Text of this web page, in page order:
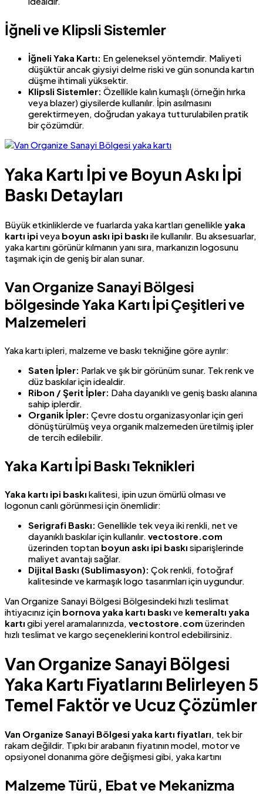
İğneli ve Klipsli Sistemler
İğneli Yaka Kartı: En geleneksel yöntemdir. Maliyeti
düşüktür ancak giysiyi delme riski ve gün sonunda kartın
düşme ihtimali yüksektir.
Klipsli Sistemler: Özellikle kalın kumaşlı (örneğin hırka
veya blazer) giysilerde kullanılır. İpin asılmasını
gerektirmeyen, doğrudan yakaya tutturulabilen pratik
bir çözümdür.
Yaka Kartı İpi ve Boyun Askı İpi
Baskı Detayları
Büyük etkinliklerde ve fuarlarda yaka kartları genellikleyaka
kartı ipi veya boyun askı ipi baskı ile kullanılır. Bu aksesuarlar,
yaka kartını görünür kılmanın yanı sıra, markanızın logosunu
taşımak için de geniş bir alan sunar.
Van Organize Sanayi Bölgesi
bölgesinde Yaka Kartı İpi Çeşitleri ve
Malzemeleri
Yaka kartı ipleri, malzeme ve baskı tekniğine göre ayrılır:
Saten İpler: Parlak ve şık bir görünüm sunar. Tek renk ve
düz baskılar için idealdir.
Ribon / Şerit İpler: Daha dayanıklı ve geniş baskı alanına
sahip iplerdir.
Organik İpler: Çevre dostu organizasyonlar için geri
dönüştürülmüş veya organik malzemeden üretilmiş ipler
de tercih edilebilir.
Yaka Kartı İpi Baskı Teknikleri
Yaka kartı ipi baskı kalitesi, ipin uzun ömürlü olması ve
logonun canlı görünmesi için önemlidir:
Serigrafi Baskı: Genellikle tek veya iki renkli, net ve
dayanıklı baskılar için kullanılır. vectostore.com
üzerinden toptan boyun askı ipi baskı siparişlerinde
maliyet avantajı sağlar.
Dijital Baskı (Sublimasyon): Çok renkli, fotoğraf
kalitesinde ve karmaşık logo tasarımları için uygundur.
Van Organize Sanayi Bölgesi Bölgesindeki hızlı teslimat
ihtiyacınız için bornova yaka kartı baskı ve kemeraltı yaka
kartı gibi yerel aramalarınızda, vectostore.com üzerinden
hızlı teslimat ve kargo seçeneklerini kontrol edebilirsiniz.
Van Organize Sanayi Bölgesi
Yaka Kartı Fiyatlarını Belirleyen 5
Temel Faktör ve Ucuz Çözümler
Van Organize Sanayi Bölgesi yaka kartı fiyatları, tek bir
rakam değildir. Tıpkı bir arabanın fiyatının model, motor ve
opsiyonel donanıma göre değişmesi gibi, yaka kartını
Malzeme Türü, Ebat ve Mekanizma